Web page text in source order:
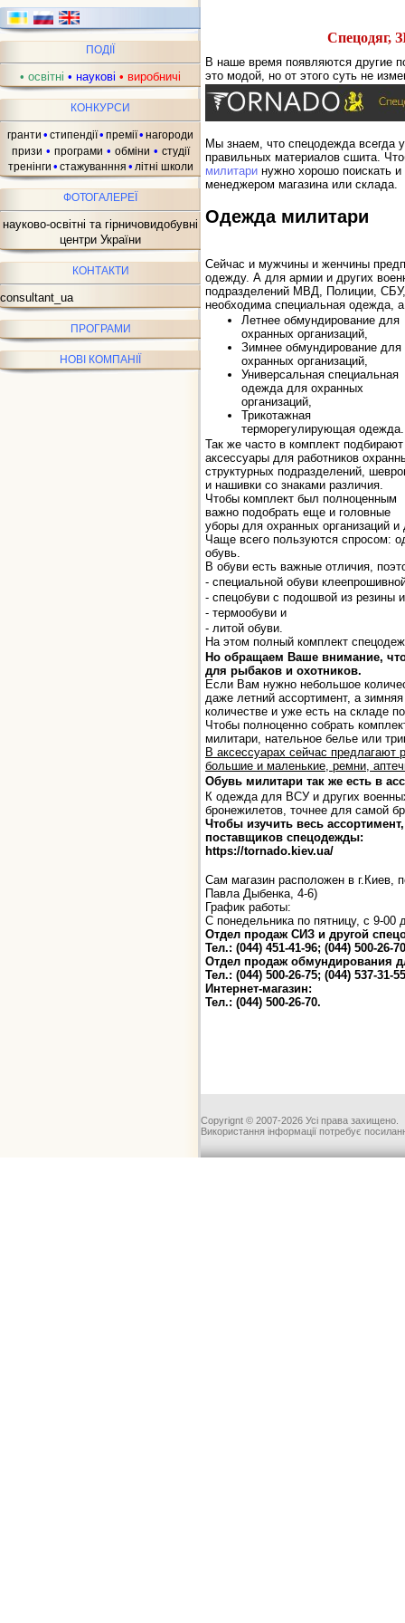
ПОДІЇ
• освітні • наукові • виробничі
КОНКУРСИ
гранти • стипендії• премії• нагороди
призи • програми • обміни • студії
тренінги • стажуванння • літні школи
ФОТОГАЛЕРЕЇ
науково-освітні та гірничовидобувні
центри України
КОНТАКТИ
consultant_ua
ПРОГРАМИ
НОВІ КОМПАНІЇ
Спецодяг,
В наше время появляются другие
это модой, но от этого суть не
Мы знаем, что спецодежда всегда
правильных материалов сшита.
милитари нужно хорошо поискать
менеджером магазина или склада.
Одежда милитари
Сейчас и мужчины и женчины
одежду. А для армии и других
подразделений МВД, Полиции, СБУ,
необходима специальная одежда,
Летнее обмундирование для
охранных организаций,
Зимнее обмундирование для
охранных организаций,
Универсальная специальная
одежда для охранных
организаций,
Трикотажная
терморегулирующая одежда.
Так же часто в комплект
аксессуары для работников
структурных подразделений,
и нашивки со знаками различия.
Чтобы комплект был полноценным
важно подобрать еще и головные
уборы для охранных организаций
Чаще всего пользуются спросом:
обувь.
В обуви есть важные отличия,
- специальной обуви
- спецобуви с подошвой из резины
- термообуви и
- литой обуви.
На этом полный комплект
Но обращаем Ваше внимание,
для рыбаков и охотников.
Если Вам нужно небольшое
даже летний ассортимент, а
количестве и уже есть на складе
Чтобы полноценно собрать
милитари, нательное белье или
В аксессуарах сейчас предлагают
большие и маленькие, ремни,
Обувь милитари так же есть в
К одежда для ВСУ и других
бронежилетов, точнее для самой
Чтобы изучить весь
поставщиков спецодежды:
https://tornado.kiev.ua/
Сам магазин расположен в
Павла Дыбенка, 4-6)
График работы:
С понедельника по пятницу, с 9-
Отдел продаж СИЗ и другой
Тел.: (044) 451-41-96; (044) 500-26-
Отдел продаж обмундирования
Тел.: (044) 500-26-75; (044) 537-31-
Интернет-магазин:
Тел.: (044) 500-26-70.
Copyrignt © 2007-2026 Усі права захищено.
Використання інформації потребує